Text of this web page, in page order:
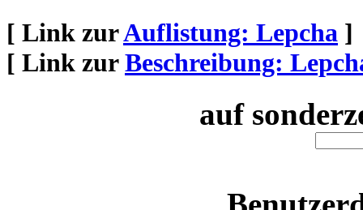
[ Link zurAuflistung: Lepcha ]
[ Link zurBeschreibung:
auf